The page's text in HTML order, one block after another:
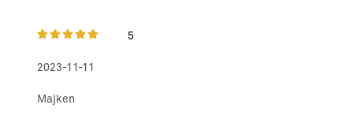
2023-11-11
Majken
5